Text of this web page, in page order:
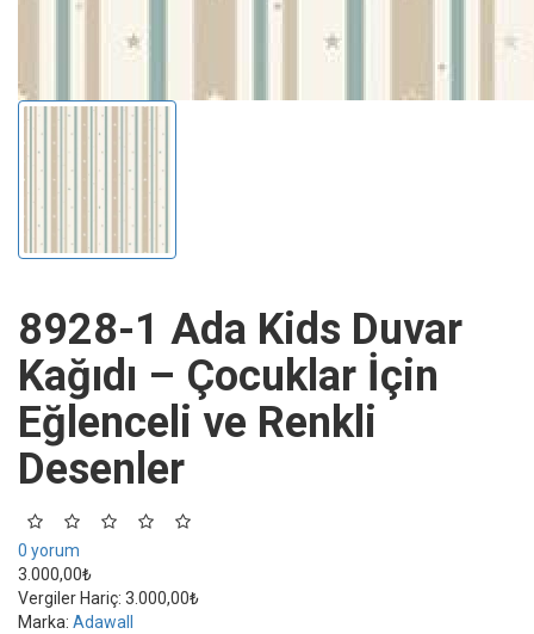
8928-1 Ada Kids Duvar
Kağıdı – Çocuklar İçin
Eğlenceli ve Renkli
Desenler
0 yorum
3.000,00₺
Vergiler Hariç: 3.000,00₺
Marka: Adawall